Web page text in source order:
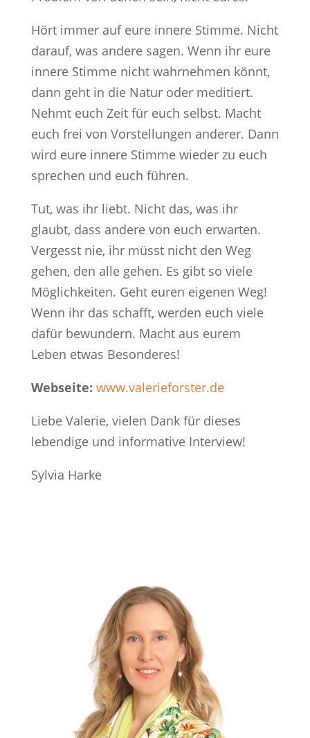
Hört immer auf eure innere Stimme. Nicht
darauf, was andere sagen. Wenn ihr eure
innere Stimme nicht wahrnehmen könnt,
dann geht in die Natur oder meditiert.
Nehmt euch Zeit für euch selbst. Macht
euch frei von Vorstellungen anderer. Dann
wird eure innere Stimme wieder zu euch
sprechen und euch führen.
Tut, was ihr liebt. Nicht das, was ihr
glaubt, dass andere von euch erwarten.
Vergesst nie, ihr müsst nicht den Weg
gehen, den alle gehen. Es gibt so viele
Möglichkeiten. Geht euren eigenen Weg!
Wenn ihr das schafft, werden euch viele
dafür bewundern. Macht aus eurem
Leben etwas Besonderes!
Webseite: www.valerieforster.de
Liebe Valerie, vielen Dank für dieses
lebendige und informative Interview!
Sylvia Harke